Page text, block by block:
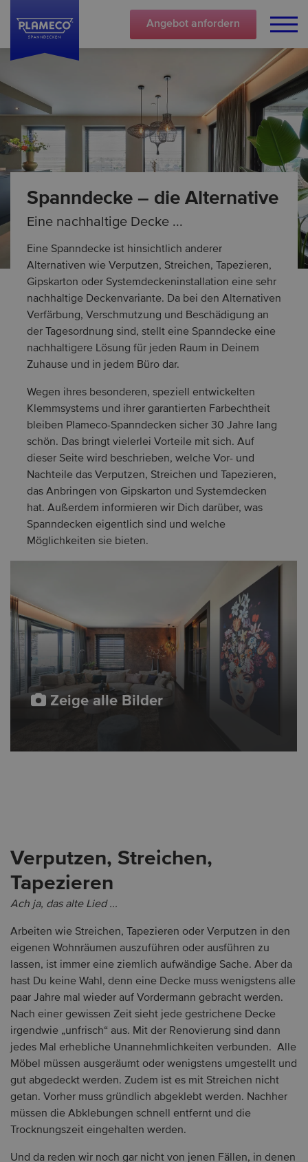
Angebot anfordern
Spanndecke – die Alternative
Eine nachhaltige Decke ...
Eine Spanndecke ist hinsichtlich anderer
Alternativen wie Verputzen, Streichen, Tapezieren,
Gipskarton oder Systemdeckeninstallation eine sehr
nachhaltige Deckenvariante. Da bei den Alternativen
Verfärbung, Verschmutzung und Beschädigung an
der Tagesordnung sind, stellt eine Spanndecke eine
nachhaltigere Lösung für jeden Raum in Deinem
Zuhause und in jedem Büro dar.
Wegen ihres besonderen, speziell entwickelten
Klemmsystems und ihrer garantierten Farbechtheit
bleiben Plameco-Spanndecken sicher 30 Jahre lang
schön. Das bringt vielerlei Vorteile mit sich. Auf
dieser Seite wird beschrieben, welche Vor- und
Nachteile das Verputzen, Streichen und Tapezieren,
das Anbringen von Gipskarton und Systemdecken
hat. Außerdem informieren wir Dich darüber, was
Spanndecken eigentlich sind und welche
Möglichkeiten sie bieten.
Zeige alle Bilder
Verputzen, Streichen,
Tapezieren
Ach ja, das alte Lied ...
Arbeiten wie Streichen, Tapezieren oder Verputzen in den
eigenen Wohnräumen auszuführen oder ausführen zu
lassen, ist immer eine ziemlich aufwändige Sache. Aber da
hast Du keine Wahl, denn eine Decke muss wenigstens alle
paar Jahre mal wieder auf Vordermann gebracht werden.
Nach einer gewissen Zeit sieht jede gestrichene Decke
irgendwie „unfrisch“ aus. Mit der Renovierung sind dann
jedes Mal erhebliche Unannehmlichkeiten verbunden. Alle
Möbel müssen ausgeräumt oder wenigstens umgestellt und
gut abgedeckt werden. Zudem ist es mit Streichen nicht
getan. Vorher muss gründlich abgeklebt werden. Nachher
müssen die Abklebungen schnell entfernt und die
Trocknungszeit eingehalten werden.
Und da reden wir noch gar nicht von jenen Fällen, in denen